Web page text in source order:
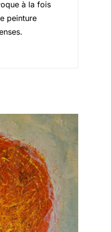
à la fois
peinture